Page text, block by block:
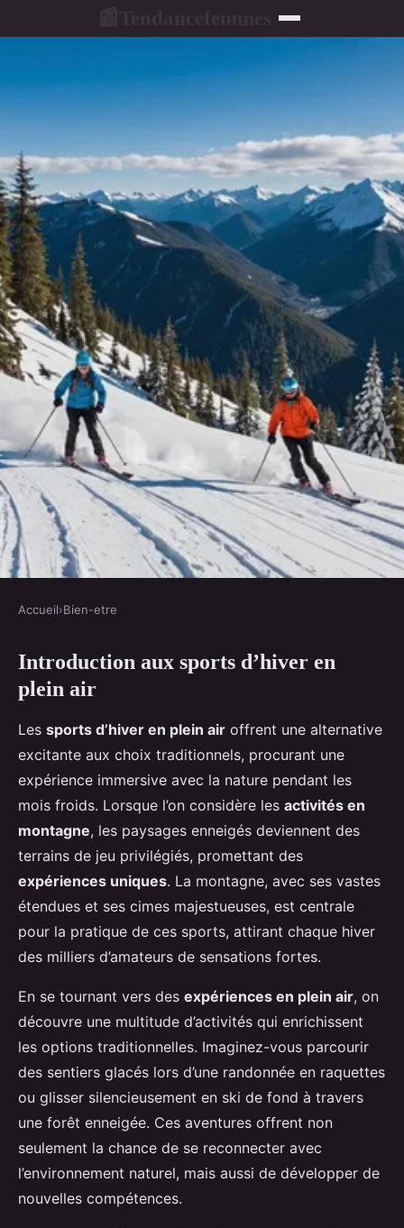
Les sports d'hiver en plein air, la
montagne autrement
Antonin•2 janvier 2025• 6 min de lecture
Accueil›Bien-etre
Introduction aux sports d’hiver en
plein air
Les sports d’hiver en plein air offrent une alternative
excitante aux choix traditionnels, procurant une
expérience immersive avec la nature pendant les
mois froids. Lorsque l’on considère les activités en
montagne, les paysages enneigés deviennent des
terrains de jeu privilégiés, promettant des
expériences uniques. La montagne, avec ses vastes
étendues et ses cimes majestueuses, est centrale
pour la pratique de ces sports, attirant chaque hiver
des milliers d’amateurs de sensations fortes.
En se tournant vers des expériences en plein air, on
découvre une multitude d’activités qui enrichissent
les options traditionnelles. Imaginez-vous parcourir
des sentiers glacés lors d’une randonnée en raquettes
ou glisser silencieusement en ski de fond à travers
une forêt enneigée. Ces aventures offrent non
seulement la chance de se reconnecter avec
l’environnement naturel, mais aussi de développer de
nouvelles compétences.